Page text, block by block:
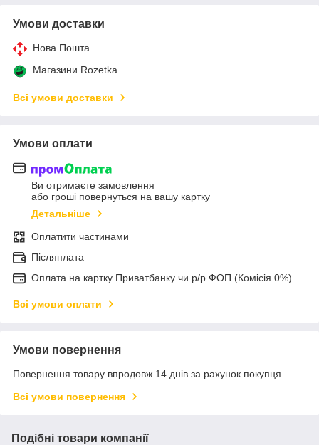
Умови доставки
Нова Пошта
Магазини Rozetka
Всі умови доставки
Умови оплати
Ви отримаєте замовлення
або гроші повернуться на вашу картку
Детальніше
Оплатити частинами
Післяплата
Оплата на картку Приватбанку чи р/р ФОП (Комісія 0%)
Всі умови оплати
Умови повернення
Повернення товару впродовж 14 днів за рахунок покупця
Всі умови повернення
Подібні товари компанії